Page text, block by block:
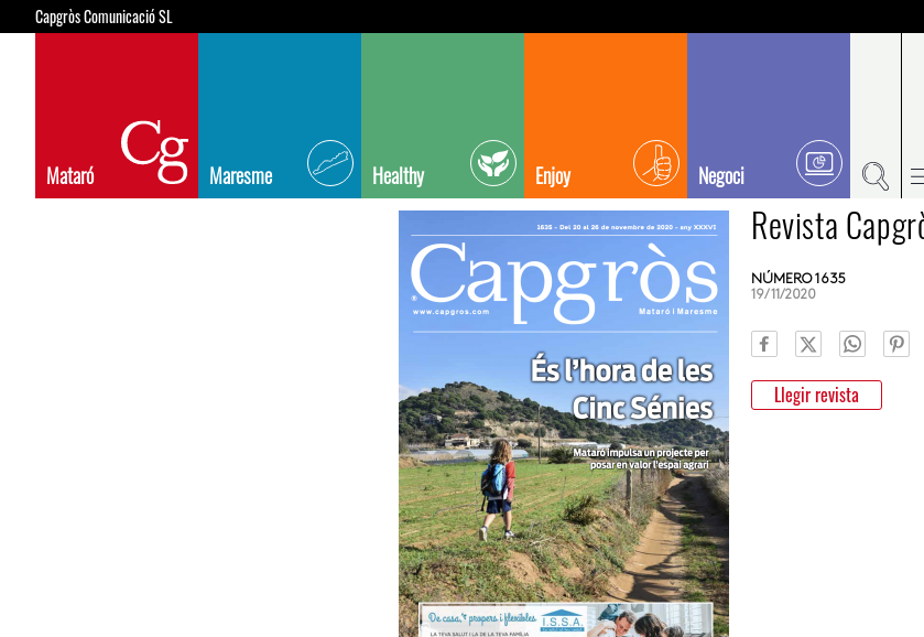
Capgròs Comunicació SL
Mataró Maresme Healthy Enjoy Negoci
Revista
NÚMERO 1635
19/11/2020
Llegir revista